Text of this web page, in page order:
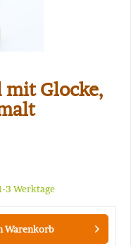
mit Glocke,
3 Werktage
Warenkorb